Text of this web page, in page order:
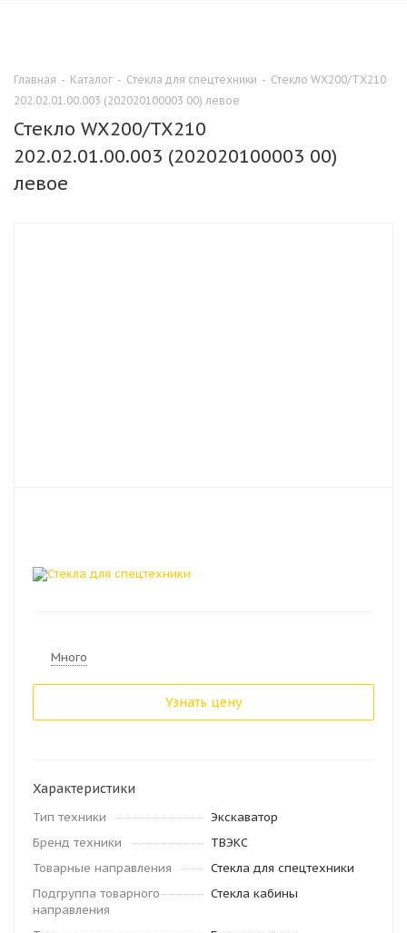
Главная - Каталог - Стекла для спецтехники - Стекло WX200/TX210
202.02.01.00.003 (202020100003 00) левое
Стекло WX200/TX210
202.02.01.00.003 (202020100003 00)
левое
Много
Узнать цену
Характеристики
Тип техники
Экскаватор
Бренд техники
ТВЭКС
Товарные направления
Стекла для спецтехники
Подгруппа товарного
направления
Стекла кабины